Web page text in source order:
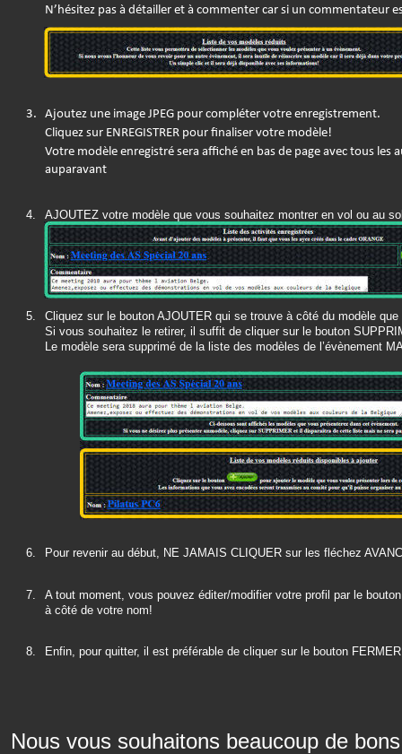
N’hésitez pas à détailler et à commenter car si un
3.
Ajoutez une image JPEG pour compléter votre enregistrement.
Cliquez sur ENREGISTRER pour finaliser votre modèle!
Votre modèle enregistré sera affiché en bas de page avec tous les
auparavant
4.
AJOUTEZ votre modèle que vous souhaitez montrer en vol ou au
sur le bouton Inclure des modèles à présenter à cet évènement
5.
Cliquez sur le bouton AJOUTER qui se trouve à côté du modèle
Si vous souhaitez le retirer, il suffit de cliquer sur le bouton
Le modèle sera supprimé de la liste des modèles de l’évènement
6. Pour revenir au début, NE JAMAIS CLIQUER sur les fléchez
7.
A tout moment, vous pouvez éditer/modifier votre profil par le
à côté de votre nom!
8. Enfin, pour quitter, il est préférable de cliquer sur le bouton
Nous vous souhaitons beaucoup de